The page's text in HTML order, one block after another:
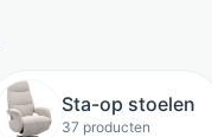
Sta-op stoelen
37 producten